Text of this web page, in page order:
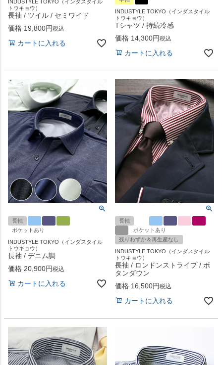
INDUSTYLE TOKYO（インダスタイル
トウキョウ）
長袖 / ツイル / セミワイド
価格 19,800 税込
カートに入れる
INDUSTYLE TOKYO（インダスタイル
トウキョウ）
Tシャツ / 持続冷感
価格 14,300 税込
カートに入れる
長袖
ポケットあり
INDUSTYLE TOKYO（インダスタイル
トウキョウ）
長袖 / デニム調
価格 20,900 税込
カートに入れる
長袖
ポケットあり
残りわずか＆再生産なし
INDUSTYLE TOKYO（インダスタイル
トウキョウ）
長袖 / ロンドンストライプ / ボ
タンダウン
価格 16,500 税込
カートに入れる